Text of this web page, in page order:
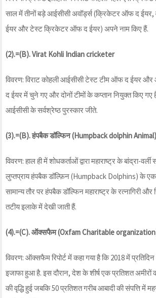
साल में तीनों बड़े आईसीसी अवॉर्ड्स (क्रिकेटर ऑफ द
ईयर और टेस्ट क्रिकेटर ऑफ द ईयर) अपने नाम किए हैं.
(2).=(B). Virat Kohli Indian cricketer
विवरण: विराट कोहली आईसीसी टेस्ट टीम ऑफ द ईयर
द ईयर में चुने गए और दोनों टीमों के कप्तान नियुक्त किए गए
आईसीसी के सर्वश्रेष्ठ पुरस्कार जीते.
(3).=(B). हंपबैक डॉल्फिन (Humpback dolphin Animal)
विवरण: हाल ही में शोधकर्ताओं द्वारा महाराष्ट्र के बांद्रा-
लुप्तप्राय हंपबैक डॉल्फ़िन (Humpback Dolphins) के
सामान्य तौर पर हंपबैक डॉल्फिन महाराष्ट्र के रत्नागिरी और
तटीय इलाके में देखी जाती हैं.
(4).=(C). ऑक्सफैम (Oxfam Charitable
विवरण: ऑक्सफैम रिपोर्ट में कहा गया है कि 2018 में
इजाफा हुआ है. इस दौरान, देश के शीर्ष एक प्रतिशत अमीरों
की वृद्धि हुई जबकि 50 प्रतिशत गरीब आबादी की संपत्ति में